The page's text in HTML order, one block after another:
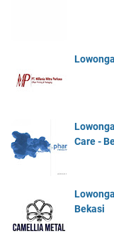
Care -
Bekasi